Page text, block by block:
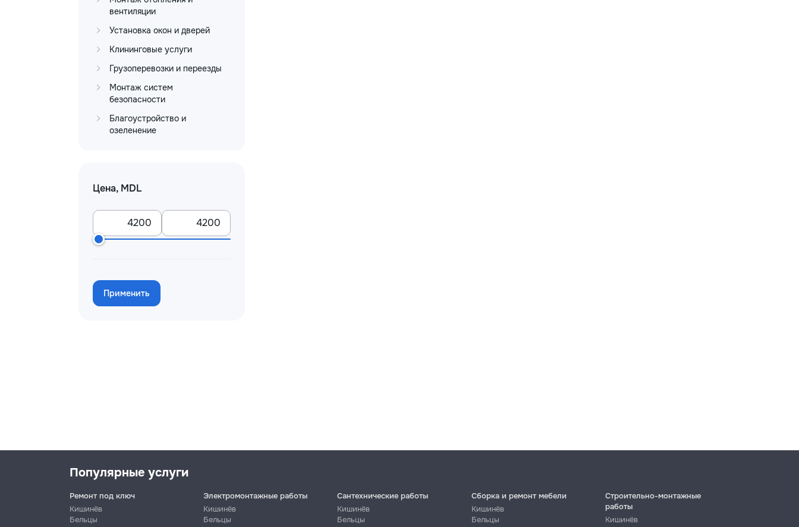
вентиляции
Установка окон и дверей
Клининговые услуги
Грузоперевозки и переезды
Монтаж систем
безопасности
Благоустройство и
озеленение
Цена, MDL
Применить
Популярные услуги
Ремонт под ключ
Кишинёв
Бельцы
Электромонтажные работы
Кишинёв
Бельцы
Сантехнические работы
Кишинёв
Бельцы
Сборка и ремонт мебели
Кишинёв
Бельцы
Строительно-монтажные
работы
Кишинёв